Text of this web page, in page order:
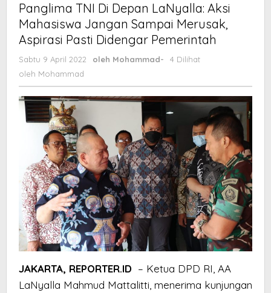
Panglima TNI Di Depan LaNyalla: Aksi
Mahasiswa Jangan Sampai Merusak,
Aspirasi Pasti Didengar Pemerintah
Sabtu 9 April 2022 oleh Mohammad-
4 Dilihat
oleh Mohammad
JAKARTA, REPORTER.ID – Ketua DPD RI, AA
LaNyalla Mahmud Mattalitti, menerima kunjungan